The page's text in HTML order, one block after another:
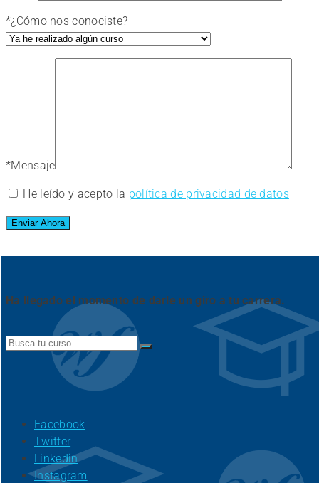
*¿Cómo nos conociste?
*Mensaje
He leído y acepto la política de privacidad de datos
Ha llegado el momento de darle un giro a tu carrera.
Search
Facebook
Twitter
Linkedin
Instagram